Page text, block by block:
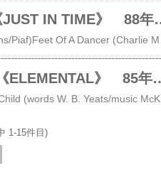
レビュー＃236 MAURA
レビュー＃61 LOREENA
Blacksmith (England)She Moved Through The FairStolen Child (words W. B. Yeats/music McKennitt)The Lark In The Clear AirCarrighfergus (Ireland)Kellswater (Ireland)Banks Of Claudy (Ireland)Come By The Hills (Scotland)Lullaby (words William Blake/music McKennitt) Loreena McKennittvo, troubadour harp, accordion, g, synDouglas Campbellrecitation on 9George Greera-b on 3Pat Mullincello on 3, 4, 9Cedric Smithg & vo on 5, 6 57年マニトバ生まれのシンガー／ハープ奏者／コンポーザー／アレンジ
1-15件目)